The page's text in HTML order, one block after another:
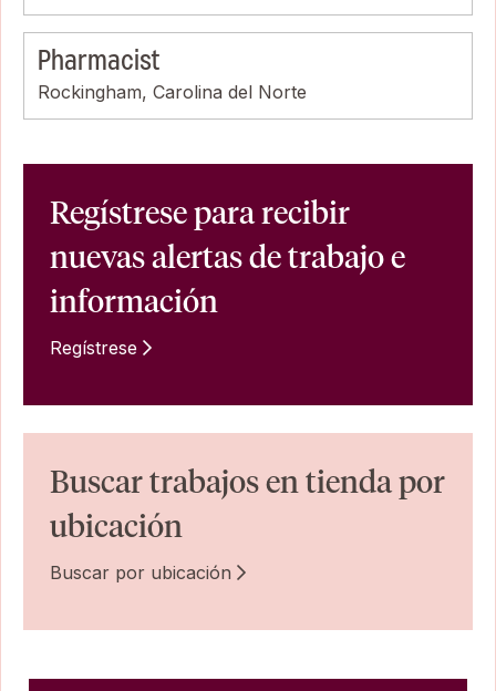
Pharmacist
Rockingham, Carolina del Norte
Regístrese para recibir
nuevas alertas de trabajo e
información
Regístrese
Buscar trabajos en tienda por
ubicación
Buscar por ubicación